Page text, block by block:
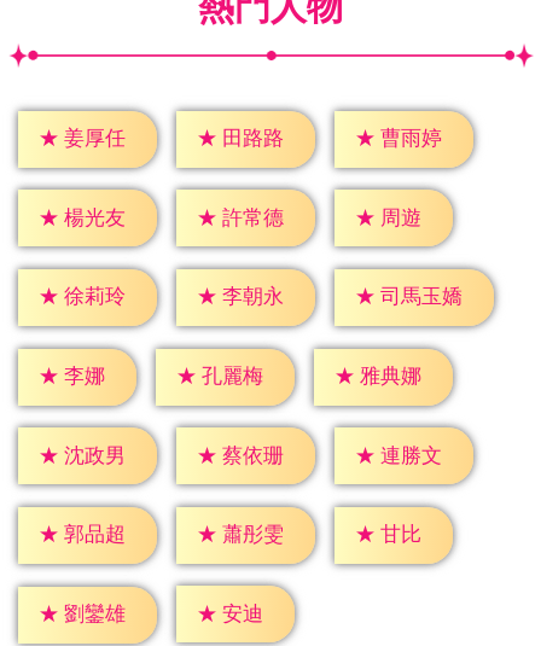
★ 姜厚任 ★ 田路路 ★ 曹雨婷
★ 楊光友 ★ 許常德 ★ 周遊
★ 徐莉玲 ★ 李朝永 ★ 司馬玉嬌
★ 李娜 ★ 孔麗梅 ★ 雅典娜
★ 沈政男 ★ 蔡依珊 ★ 連勝文
★ 郭品超 ★ 蕭彤雯 ★ 甘比
★ 劉鑾雄 ★ 安迪